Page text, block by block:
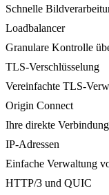
Schnelle
Loadbalancer
Granulare Kontrolle
TLS-Verschlüsselung
Vereinfachte TLS-
Origin Connect
Ihre direkte
IP-Adressen
Einfache Verwaltung
HTTP/3 und QUIC